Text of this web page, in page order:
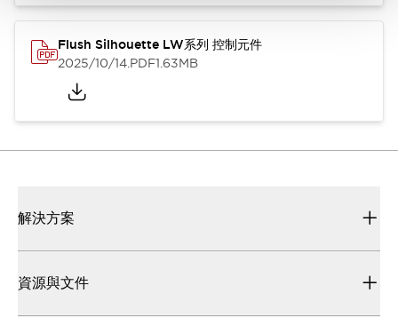
Flush Silhouette LW系列 控制元件
2025/10/14.PDF1.63MB
解決方案
資源與文件